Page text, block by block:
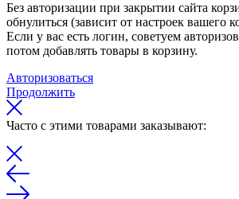
Без авторизации при закрытии сайта
обнулиться (зависит от настроек вашего
Если у вас есть логин, советуем
потом добавлять товары в корзину.
Авторизоваться
Продолжить
Часто с этими товарами заказывают: